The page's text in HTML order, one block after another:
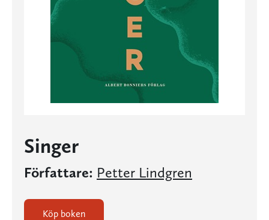
Singer
Författare: Petter Lindgren
Köp boken